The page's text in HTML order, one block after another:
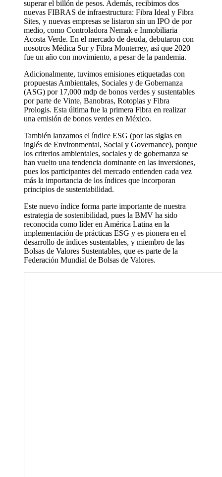
superar el billón de pesos. Además, recibimos dos
nuevas FIBRAS de infraestructura: Fibra Ideal y Fibra
Sites, y nuevas empresas se listaron sin un IPO de por
medio, como Controladora Nemak e Inmobiliaria
Acosta Verde. En el mercado de deuda, debutaron con
nosotros Médica Sur y Fibra Monterrey, así que 2020
fue un año con movimiento, a pesar de la pandemia.
Adicionalmente, tuvimos emisiones etiquetadas con
propuestas Ambientales, Sociales y de Gobernanza
(ASG) por 17,000 mdp de bonos verdes y sustentables
por parte de Vinte, Banobras, Rotoplas y Fibra
Prologis. Esta última fue la primera Fibra en realizar
una emisión de bonos verdes en México.
También lanzamos el índice ESG (por las siglas en
inglés de Environmental, Social y Governance), porque
los criterios ambientales, sociales y de gobernanza se
han vuelto una tendencia dominante en las inversiones,
pues los participantes del mercado entienden cada vez
más la importancia de los índices que incorporan
principios de sustentabilidad.
Este nuevo índice forma parte importante de nuestra
estrategia de sostenibilidad, pues la BMV ha sido
reconocida como líder en América Latina en la
implementación de prácticas ESG y es pionera en el
desarrollo de índices sustentables, y miembro de las
Bolsas de Valores Sustentables, que es parte de la
Federación Mundial de Bolsas de Valores.